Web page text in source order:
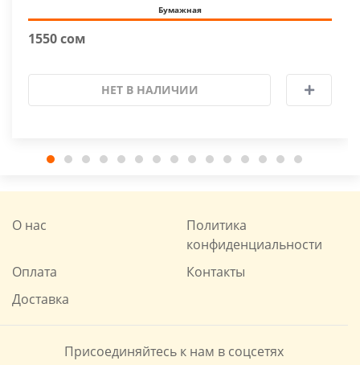
Бумажная
1550 сом
НЕТ В НАЛИЧИИ
О нас
Политика
конфиденциальности
Оплата
Контакты
Доставка
Присоединяйтесь к нам в соцсетях